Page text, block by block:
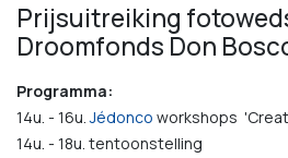
Prijsuitreiking
Droomfonds Don
Programma:
14u. - 16u.Jédonco workshops
14u. - 18u. tentoonstelling